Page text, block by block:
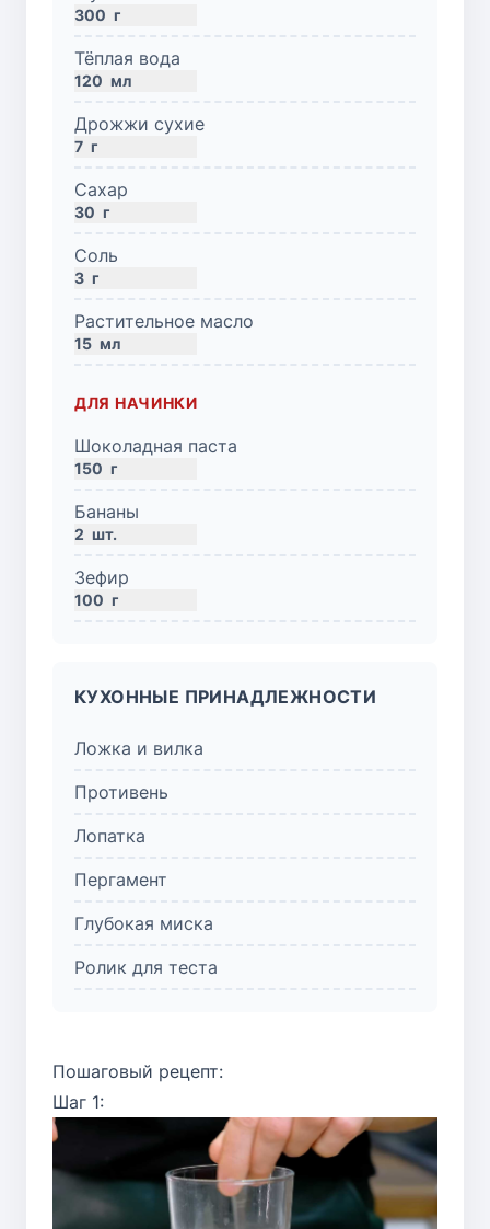
300 г
Тёплая вода
120 мл
Дрожжи сухие
7 г
Сахар
30 г
Соль
3 г
Растительное масло
15 мл
ДЛЯ НАЧИНКИ
Шоколадная паста
150 г
Бананы
2 шт.
Зефир
100 г
КУХОННЫЕ ПРИНАДЛЕЖНОСТИ
Ложка и вилка
Противень
Лопатка
Пергамент
Глубокая миска
Ролик для теста
Пошаговый рецепт:
Шаг 1: